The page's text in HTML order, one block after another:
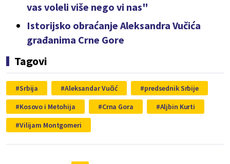
vas voleli više nego vi nas"
Istorijsko obraćanje Aleksandra Vučića
građanima Crne Gore
Tagovi
Srbija Aleksandar Vučić
predsednik Srbije
Kosovo i Metohija
Crna Gora
Aljbin Kurti
Vilijam Montgomeri